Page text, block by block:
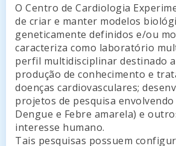
O Centro de Cardiologia
de criar e manter modelos
geneticamente definidos e/ou
caracteriza como laboratório
perfil multidisciplinar destinado
produção de conhecimento e
doenças cardiovasculares;
projetos de pesquisa
Dengue e Febre amarela) e
interesse humano.
Tais pesquisas possuem